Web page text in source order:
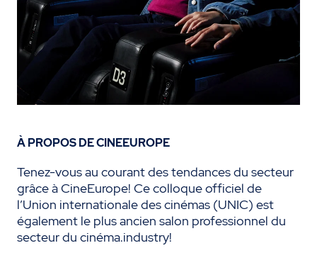
À PROPOS DE CINEEUROPE
Tenez-vous au courant des tendances du secteur
grâce à CineEurope! Ce colloque officiel de
l’Union internationale des cinémas (UNIC) est
également le plus ancien salon professionnel du
secteur du cinéma.industry!